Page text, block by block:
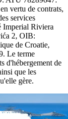
vertu de contrats,
services
Imperial Riviera
2, OIB:
de Croatie,
Le terme
d'hébergement de
que les
gère.